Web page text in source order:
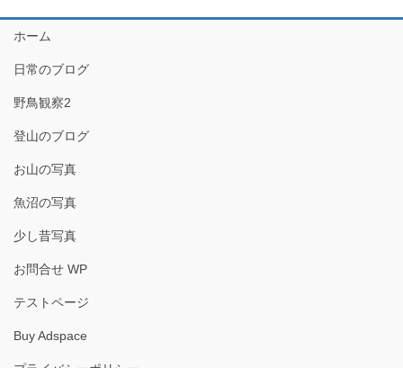
ホーム
日常のブログ
野鳥観察2
登山のブログ
お山の写真
魚沼の写真
少し昔写真
お問合せ WP
テストページ
Buy Adspace